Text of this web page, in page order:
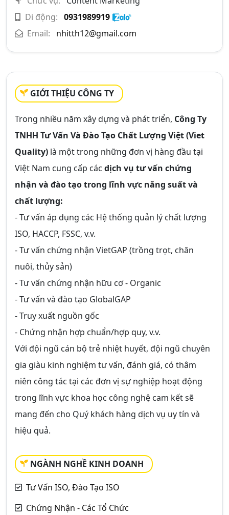
Di động: 0931989919
Email:
nhitth12@gmail.com
GIỚI THIỆU CÔNG TY
Trong nhiều năm xây dựng và phát triển, Công Ty
TNHH Tư Vấn Và Đào Tạo Chất Lượng Việt (Viet
Quality) là một trong những đơn vị hàng đầu tại
Việt Nam cung cấp các dịch vụ tư vấn chứng
nhận và đào tạo trong lĩnh vực năng suất và
chất lượng:
- Tư vấn áp dụng các Hệ thống quản lý chất lượng
ISO, HACCP, FSSC, v.v.
- Tư vấn chứng nhận VietGAP (trồng trọt, chăn
nuôi, thủy sản)
- Tư vấn chứng nhận hữu cơ - Organic
- Tư vấn và đào tạo GlobalGAP
- Truy xuất nguồn gốc
- Chứng nhận hợp chuẩn/hợp quy, v.v.
Với đội ngũ cán bộ trẻ nhiệt huyết, đội ngũ chuyên
gia giàu kinh nghiệm tư vấn, đánh giá, có thâm
niên công tác tại các đơn vị sự nghiệp hoạt động
trong lĩnh vực khoa học công nghệ cam kết sẽ
mang đến cho Quý khách hàng dịch vụ uy tín và
hiệu quả.
NGÀNH NGHỀ KINH DOANH
Tư Vấn ISO, Đào Tạo ISO
Chứng Nhận - Các Tổ Chức